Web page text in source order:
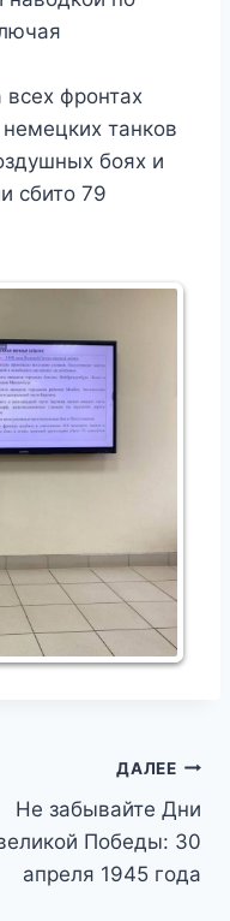
фронтах
танков
боях и
сбито 79
ДАЛЕЕ
Не забывайте Дни
Победы: 30
апреля 1945 года